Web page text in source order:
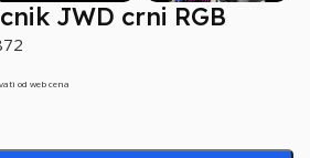
JWD crni RGB
od web cena